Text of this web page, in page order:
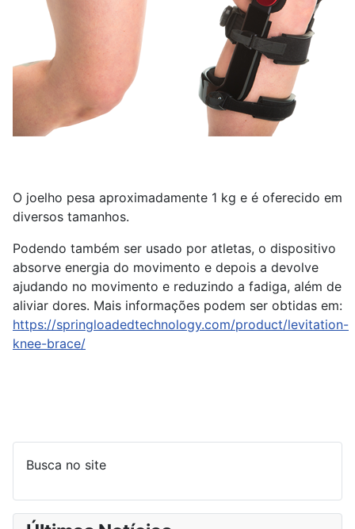
O joelho pesa aproximadamente 1 kg e é oferecido em
diversos tamanhos.
Podendo também ser usado por atletas, o dispositivo
absorve energia do movimento e depois a devolve
ajudando no movimento e reduzindo a fadiga, além de
aliviar dores. Mais informações podem ser obtidas em:
https://springloadedtechnology.com/product/levitation-
knee-brace/
Busca no site